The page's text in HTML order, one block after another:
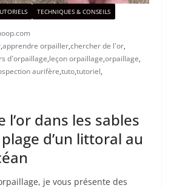
TECHNIQUES & CONSEILS
,apprendre orpailler,chercher de l'or,
d'orpaillage,leçon orpaillage,orpaillage,
aurifère,tuto,tutoriel,
l’or dans les sables
d’un littoral au
je vous présente des